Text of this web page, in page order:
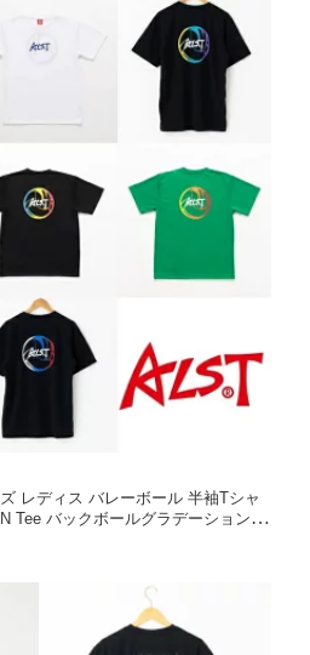
レディス バレーボール 半袖Tシャ
Tee バックボールグラデーションT
ALST